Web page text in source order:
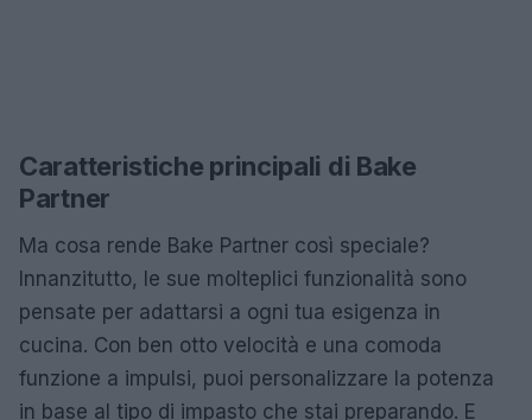
Caratteristiche principali di Bake
Partner
Ma cosa rende Bake Partner così speciale?
Innanzitutto, le sue molteplici funzionalità sono
pensate per adattarsi a ogni tua esigenza in
cucina. Con ben otto velocità e una comoda
funzione a impulsi, puoi personalizzare la potenza
in base al tipo di impasto che stai preparando. E